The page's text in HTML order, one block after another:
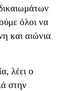
όλοι να
και αιώνια
λέει ο
στην